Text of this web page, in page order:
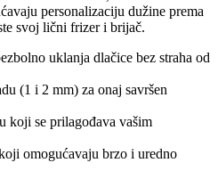
personalizaciju dužine prema
svoj lični frizer i brijač.
uklanja dlačice bez straha od
(1 i 2 mm) za onaj savršen
koji se prilagođava vašim
omogućavaju brzo i uredno